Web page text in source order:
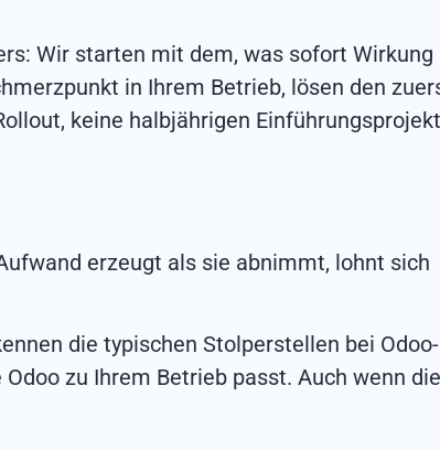
Wir starten mit dem, was sofort Wirkung
in Ihrem Betrieb, lösen den
keine halbjährigen
erzeugt als sie abnimmt, lohnt sich
die typischen Stolperstellen bei Odoo-
zu Ihrem Betrieb passt. Auch wenn die